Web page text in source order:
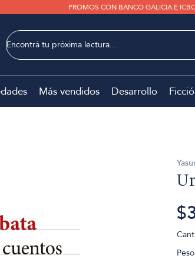
PROMOS CON BANCO GALICIA E ICBC
Más vendidos Desarrollo